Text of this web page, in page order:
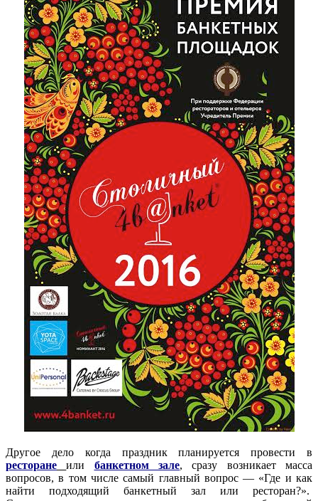
Другое дело когда праздник планируется провести в
ресторане
или банкетном зале, сразу возникает масса
вопросов, в том числе самый главный вопрос — «Где и как
найти подходящий банкетный зал или ресторан?».